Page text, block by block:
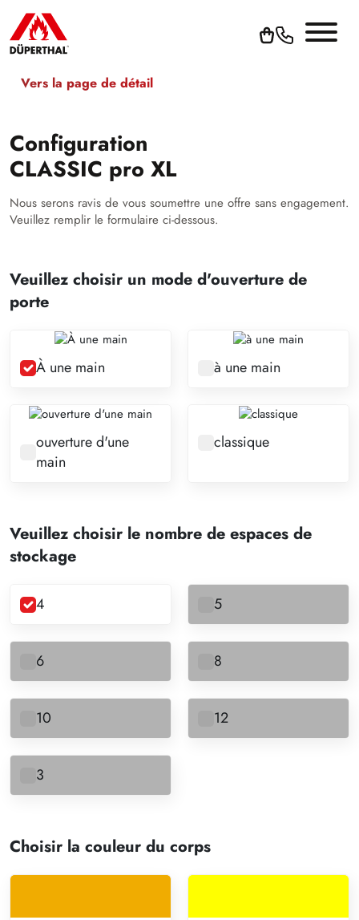
Vers la page de détail
Configuration
CLASSIC pro XL
Nous serons ravis de vous soumettre une offre sans engagement.
Veuillez remplir le formulaire ci-dessous.
Veuillez choisir un mode d'ouverture de
porte
À une main à une main
ouverture d'une
main
classique
Veuillez choisir le nombre de espaces de
stockage
4 5
6 8
10 12
3
Choisir la couleur du corps